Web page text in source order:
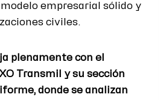
empresarial sólido y
civiles.
plenamente con el
Transmil y su sección
donde se analizan